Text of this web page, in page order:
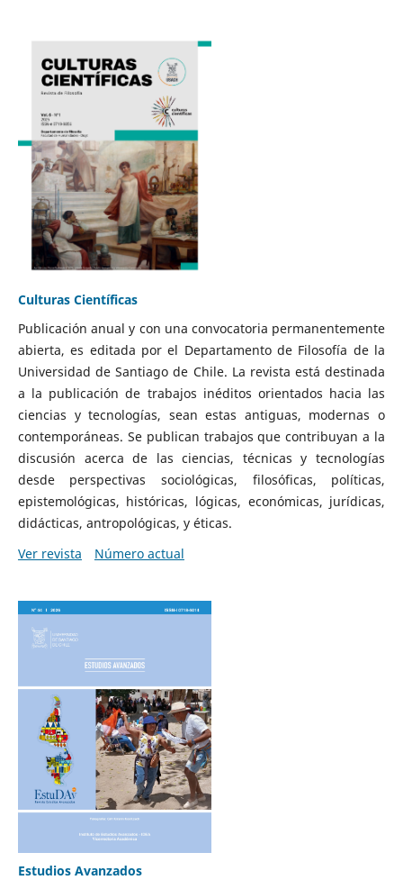
Culturas Científicas
Publicación anual y con una convocatoria permanentemente
abierta, es editada por el Departamento de Filosofía de la
Universidad de Santiago de Chile. La revista está destinada
a la publicación de trabajos inéditos orientados hacia las
ciencias y tecnologías, sean estas antiguas, modernas o
contemporáneas. Se publican trabajos que contribuyan a la
discusión acerca de las ciencias, técnicas y tecnologías
desde perspectivas sociológicas, filosóficas, políticas,
epistemológicas, históricas, lógicas, económicas, jurídicas,
didácticas, antropológicas, y éticas.
Ver revista
Número actual
Estudios Avanzados